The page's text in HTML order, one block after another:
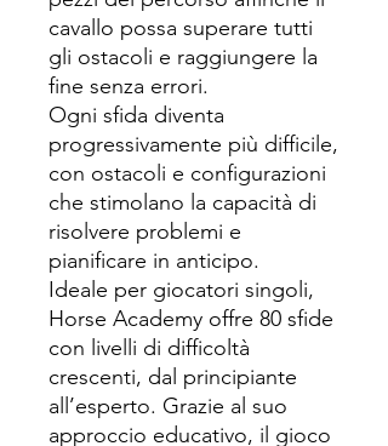
cavallo possa superare tutti
gli ostacoli e raggiungere la
fine senza errori.
Ogni sfida diventa
progressivamente più difficile,
con ostacoli e configurazioni
che stimolano la capacità di
risolvere problemi e
pianificare in anticipo.
Ideale per giocatori singoli,
Horse Academy offre 80 sfide
con livelli di difficoltà
crescenti, dal principiante
all’esperto. Grazie al suo
approccio educativo, il gioco